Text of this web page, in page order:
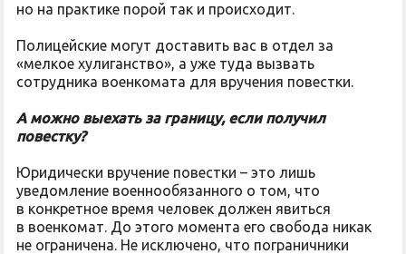
но на практике порой так и происходит.
Полицейские могут доставить вас в отдел за
«мелкое хулиганство», а уже туда вызвать
сотрудника военкомата для вручения повестки.
А можно выехать за границу, если получил
повестку?
Юридически вручение повестки – это лишь
уведомление военнообязанного о том, что
в конкретное время человек должен явиться
в военкомат. До этого момента его свобода никак
не ограничена. Не исключено, что пограничники